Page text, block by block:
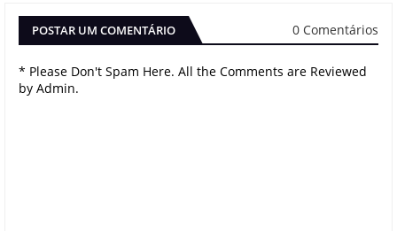
POSTAR UM COMENTÁRIO 0 Comentários
* Please Don't Spam Here. All the Comments are Reviewed
by Admin.